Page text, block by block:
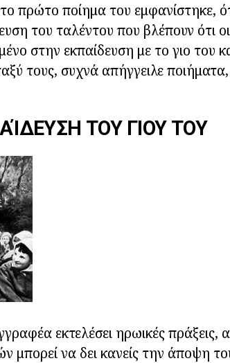
πρώτο ποίημα του εμφανίστηκε,
του ταλέντου που βλέπουν ότι οι
στην εκπαίδευση με το γιο του
τους, συχνά απήγγειλε
ΤΟΥ ΓΙΟΥ ΤΟΥ
εκτελέσει ηρωικές πράξεις,
μπορεί να δει κανείς την άποψη